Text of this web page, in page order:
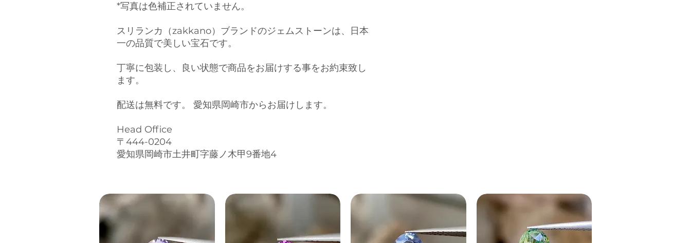
*写真は色補正されていません。
スリランカ（zakkano）ブランドのジェムストーンは、日本
一の品質で美しい宝石です。
丁寧に包装し、良い状態で商品をお届けする事をお約束致し
ます。
配送は無料です。 愛知県岡崎市からお届けします。
Head Office
〒444-0204
愛知県岡崎市土井町字藤ノ木甲9番地4